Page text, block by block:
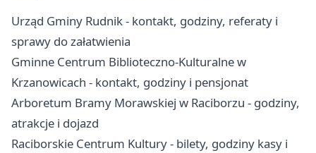
Urząd Gminy Rudnik - kontakt, godziny, referaty i
sprawy do załatwienia
Gminne Centrum Biblioteczno-Kulturalne w
Krzanowicach - kontakt, godziny i pensjonat
Arboretum Bramy Morawskiej w Raciborzu - godziny,
atrakcje i dojazd
Raciborskie Centrum Kultury - bilety, godziny kasy i